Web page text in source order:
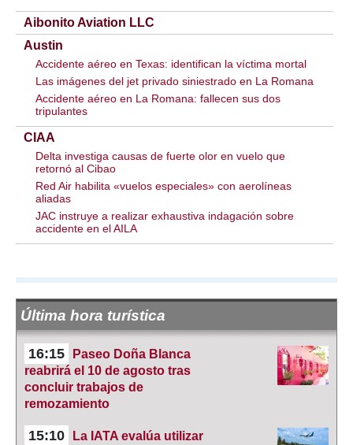
Aibonito Aviation LLC
Austin
Accidente aéreo en Texas: identifican la víctima mortal
Las imágenes del jet privado siniestrado en La Romana
Accidente aéreo en La Romana: fallecen sus dos
tripulantes
CIAA
Delta investiga causas de fuerte olor en vuelo que
retornó al Cibao
Red Air habilita «vuelos especiales» con aerolíneas
aliadas
JAC instruye a realizar exhaustiva indagación sobre
accidente en el AILA
Última hora turística
16:15
Paseo Doña Blanca
reabrirá el 10 de agosto tras
concluir trabajos de
remozamiento
15:10
La IATA evalúa utilizar